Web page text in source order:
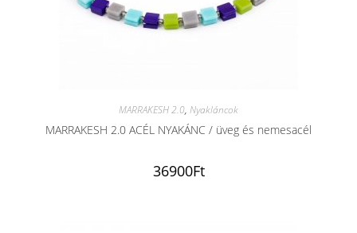
MARRAKESH 2.0, Nyakláncok
MARRAKESH 2.0 ACÉL NYAKÁNC / üveg és nemesacél
36900Ft